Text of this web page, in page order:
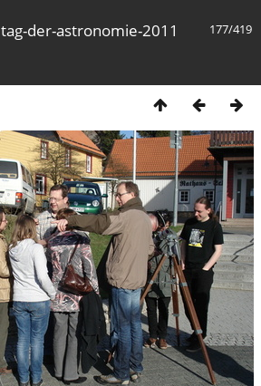
177/419
tag-der-astronomie-2011